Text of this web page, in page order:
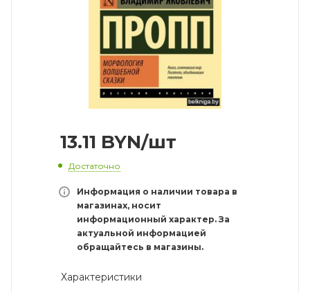
13.11 BYN/шт
Достаточно
Информация о наличии товара в
магазинах, носит
информационный характер. За
актуальной информацией
обращайтесь в магазины.
Характеристики